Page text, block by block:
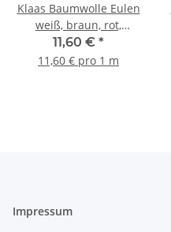
Klaas Baumwolle Eulen
weiß, braun, rot,
dunkelblau, grün
11,60 € *
11,60 € pro 1 m
Impressum